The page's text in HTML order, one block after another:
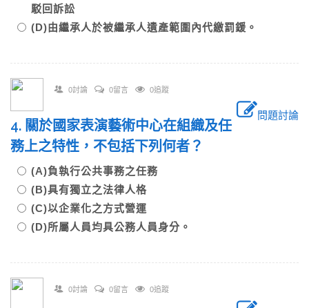
駁回訴訟
(D)由繼承人於被繼承人遺產範圍內代繳罰鍰。
0討論 0留言 0追蹤
問題討論
4. 關於國家表演藝術中心在組織及任
務上之特性，不包括下列何者？
(A)負執行公共事務之任務
(B)具有獨立之法律人格
(C)以企業化之方式營運
(D)所屬人員均具公務人員身分。
0討論 0留言 0追蹤